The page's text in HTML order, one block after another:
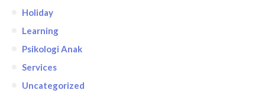
Holiday
Learning
Psikologi Anak
Services
Uncategorized